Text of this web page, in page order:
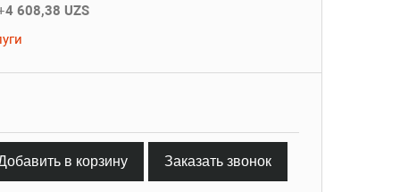
4 608,38 UZS
в корзину Заказать звонок